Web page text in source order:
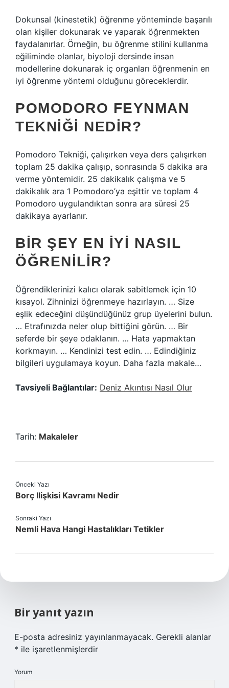
Dokunsal (kinestetik) öğrenme yönteminde başarılı
olan kişiler dokunarak ve yaparak öğrenmekten
faydalanırlar. Örneğin, bu öğrenme stilini kullanma
eğiliminde olanlar, biyoloji dersinde insan
modellerine dokunarak iç organları öğrenmenin en
iyi öğrenme yöntemi olduğunu göreceklerdir.
POMODORO FEYNMAN
TEKNIĞI NEDIR?
Pomodoro Tekniği, çalışırken veya ders çalışırken
toplam 25 dakika çalışıp, sonrasında 5 dakika ara
verme yöntemidir. 25 dakikalık çalışma ve 5
dakikalık ara 1 Pomodoro’ya eşittir ve toplam 4
Pomodoro uygulandıktan sonra ara süresi 25
dakikaya ayarlanır.
BIR ŞEY EN IYI NASIL
ÖĞRENILIR?
Öğrendiklerinizi kalıcı olarak sabitlemek için 10
kısayol. Zihninizi öğrenmeye hazırlayın. … Size
eşlik edeceğini düşündüğünüz grup üyelerini bulun.
… Etrafınızda neler olup bittiğini görün. … Bir
seferde bir şeye odaklanın. … Hata yapmaktan
korkmayın. … Kendinizi test edin. … Edindiğiniz
bilgileri uygulamaya koyun. Daha fazla makale…
Tavsiyeli Bağlantılar: Deniz Akıntısı Nasıl Olur
Tarih: Makaleler
Önceki Yazı
Borç Ilişkisi Kavramı Nedir
Sonraki Yazı
Nemli Hava Hangi Hastalıkları Tetikler
Bir yanıt yazın
E-posta adresiniz yayınlanmayacak. Gerekli alanlar
* ile işaretlenmişlerdir
Yorum